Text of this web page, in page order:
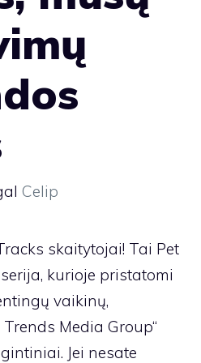
Celip
skaitytojai! Tai Pet
kurioje pristatomi
vaikinų,
Media Group“
Jei nesate